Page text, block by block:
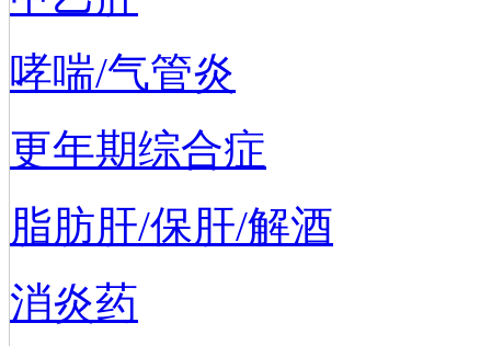
哮喘/气管炎
更年期综合症
脂肪肝/保肝/解酒
消炎药